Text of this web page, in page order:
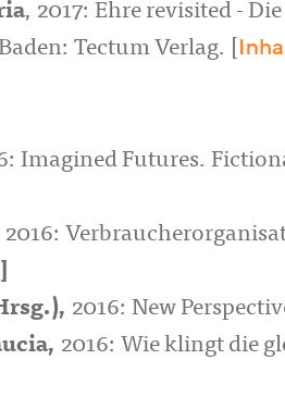
, 2017: Ehre revisited -
Tectum Verlag. [
Imagined Futures.
2016:
2016: New
, 2016: Wie klingt die